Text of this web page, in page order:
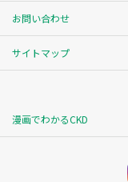
お問い合わせ
サイトマップ
漫画でわかるCKD